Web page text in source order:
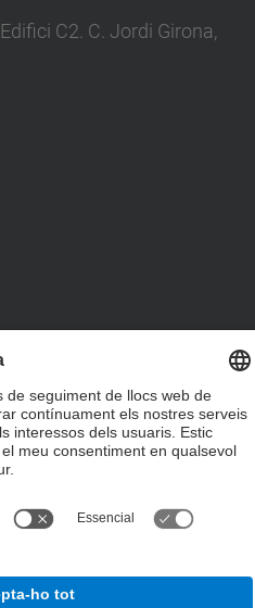
C2. C. Jordi Girona,
Accessibilitat